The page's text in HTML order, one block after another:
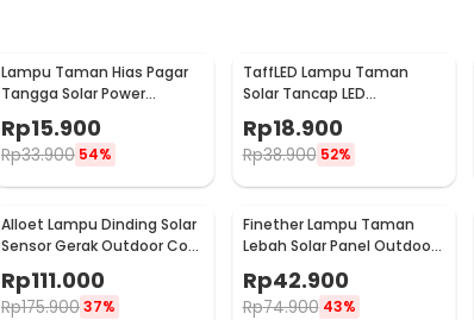
Lampu Taman Hias Pagar
Tangga Solar Power
HBT-1501
Rp15.900
Rp33.900 54%
TaffLED Lampu Taman
Solar Tancap LED
Waterproof Cool White
6000K - YF-922
Rp18.900
Rp38.900 52%
Alloet Lampu Dinding Solar
Sensor Gerak Outdoor Cool
Rp111.000
Rp175.90037%
Finether Lampu Taman
Lebah Solar Panel Outdoor
LED - BE306
Rp42.900
Rp74.900 43%